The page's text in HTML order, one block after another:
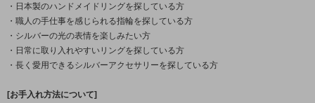
・日本製のハンドメイドリングを探している方
・職人の手仕事を感じられる指輪を探している方
・シルバーの光の表情を楽しみたい方
・日常に取り入れやすいリングを探している方
・長く愛用できるシルバーアクセサリーを探している方
[お手入れ方法について]